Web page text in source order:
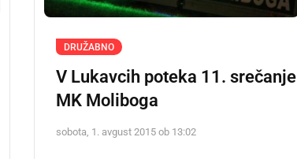
DRUŽABNO
V Lukavcih poteka 11. srečanje
MK Moliboga
sobota, 1. avgust 2015 ob 13:02